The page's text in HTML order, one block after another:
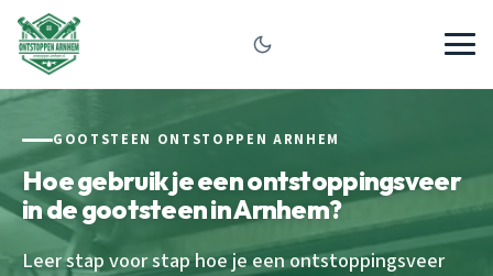
GOOTSTEEN ONTSTOPPEN ARNHEM
Hoe gebruik je een ontstoppingsveer
in de gootsteen in Arnhem?
Leer stap voor stap hoe je een ontstoppingsveer